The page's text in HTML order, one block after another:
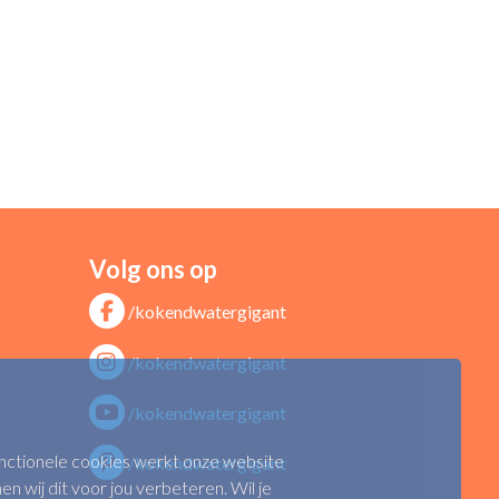
Volg ons op
/kokendwatergigant
/kokendwatergigant
/kokendwatergigant
/kokendwatergigant
cookies werkt onze website
wij dit voor jou verbeteren. Wil je